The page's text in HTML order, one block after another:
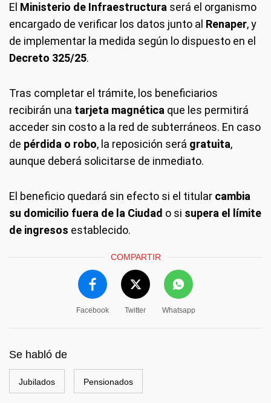
El Ministerio de Infraestructura será el organismo
encargado de verificar los datos junto al Renaper, y
de implementar la medida según lo dispuesto en el
Decreto 325/25.
Tras completar el trámite, los beneficiarios
recibirán una tarjeta magnética que les permitirá
acceder sin costo a la red de subterráneos. En caso
de pérdida o robo, la reposición será gratuita,
aunque deberá solicitarse de inmediato.
El beneficio quedará sin efecto si el titular cambia
su domicilio fuera de la Ciudad o si supera el límite
de ingresos establecido.
COMPARTIR
Facebook Twitter Whatsapp
Se habló de
Jubilados Pensionados